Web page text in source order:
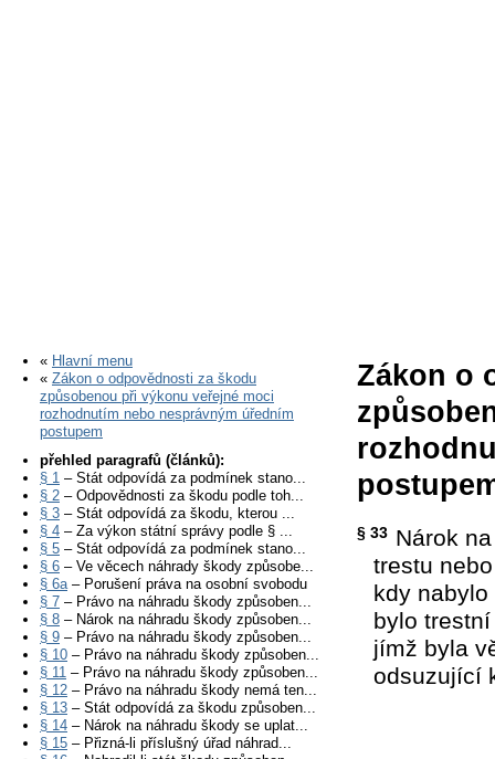
« Hlavní menu
« Zákon o odpovědnosti za škodu
způsobenou při výkonu veřejné moci
rozhodnutím nebo nesprávným úředním
postupem
přehled paragrafů (článků):
§ 1 – Stát odpovídá za podmínek stano...
§ 2 – Odpovědnosti za škodu podle toh...
§ 3 – Stát odpovídá za škodu, kterou ...
§ 4 – Za výkon státní správy podle § ...
§ 5 – Stát odpovídá za podmínek stano...
§ 6 – Ve věcech náhrady škody způsobe...
§ 6a– Porušení práva na osobní svobodu
§ 7 – Právo na náhradu škody způsoben...
§ 8 – Nárok na náhradu škody způsoben...
§ 9 – Právo na náhradu škody způsoben...
§ 10 – Právo na náhradu škody způsoben...
§ 11 – Právo na náhradu škody způsoben...
§ 12 – Právo na náhradu škody nemá ten...
§ 13 – Stát odpovídá za škodu způsoben...
§ 14 – Nárok na náhradu škody se uplat...
§ 15 – Přizná-li příslušný úřad náhrad...
Zákon o
§ 33 Nárok
trestu
kdy
bylo
jímž byla
odsuzující